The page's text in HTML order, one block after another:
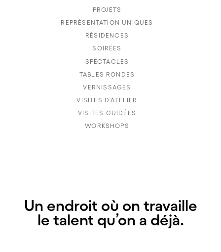
PROJETS
REPRÉSENTATION UNIQUES
RÉSIDENCES
SOIRÉES
SPECTACLES
TABLES RONDES
VERNISSAGES
VISITES D'ATELIER
VISITES GUIDÉES
WORKSHOPS
Un endroit où on travaille
le talent qu’on a déjà.